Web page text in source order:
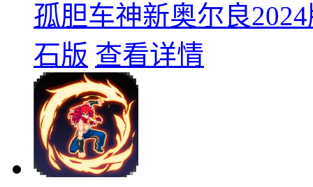
孤胆车神新奥尔良
石版 查看详情